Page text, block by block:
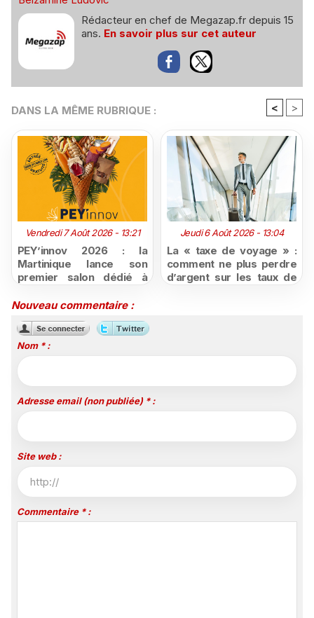
Rédacteur en chef de Megazap.fr depuis 15
ans. En savoir plus sur cet auteur
DANS LA MÊME RUBRIQUE : < >
Vendredi 7 Août 2026 - 13:21
PEY’innov 2026 : la
Martinique lance son
premier salon dédié à
agroalimentaire
Jeudi 6 Août 2026 - 13:04
La « taxe de voyage » :
comment ne plus perdre
d’argent sur les taux de
Nouveau commentaire :
Nom * :
Adresse email (non publiée) * :
Site web :
Commentaire * :